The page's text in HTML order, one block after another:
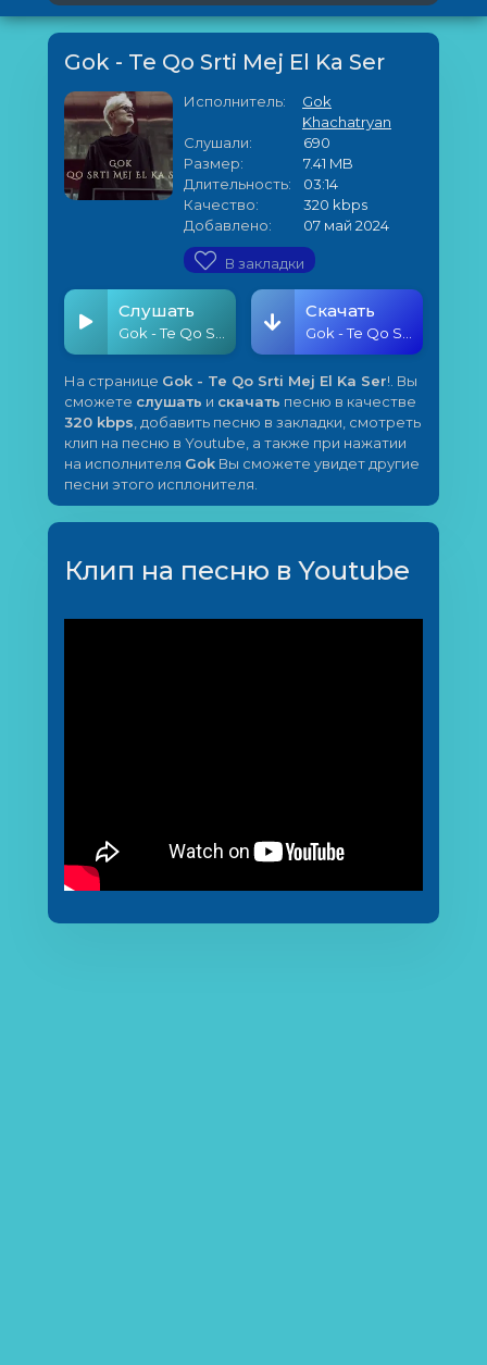
Gok - Te Qo Srti Mej El Ka Ser
Исполнитель:
Gok
Khachatryan
Слушали:
690
Размер:
7.41 MB
Длительность:
03:14
Качество:
320 kbps
Добавлено:
07 май 2024
В закладки
Слушать Скачать
На странице Gok - Te Qo Srti Mej El Ka Ser!. Вы
сможете слушать и скачать песню в качестве
320 kbps , добавить песню в закладки, смотреть
клип на песню в Youtube, а также при нажатии
на исполнителя Gok Вы сможете увидет другие
песни этого исплонителя.
Клип на песню в Youtube